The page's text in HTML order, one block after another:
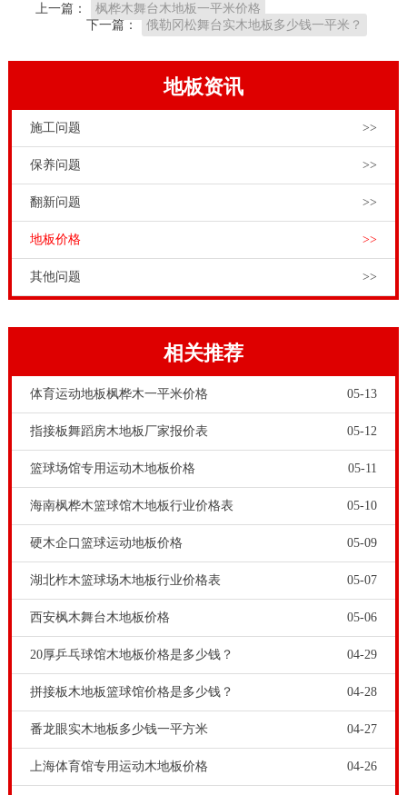
木地板发黑发霉除了湿气*主要的原因**是霉菌了，霉
板上，在达到适合它生长的湿度后**会大量的滋生。所
**液稀释过后清理地板，需要注意阴阳角和脚踢线要仔
细清理，一般发霉都是从墙角墙根出衍生出来的。硬木
养，能**提高使用寿命。体育木地板清洁是重要内容。
体育木地板清洁包括日常清洁和定期**清洁。体育木地
板定期清洁是对运动木地板使用过程中，运动地板表面
拼装运动木地板的主要原材料也是实木。实木我们知道
怕受潮。所以拼装运动木地板铺装和养护，都要考察温
度和湿度。拼装实木地板过松或过紧随着环境温度、湿
度的变化，实木运动地板会出现膨胀、收缩。所以在铺
装实木运动地板时，要根据使用场所的环境温度、湿度
的高低来合理安排木地板的拼装松紧度。篮球木地板**-
硬木企口实木运动地板一平米**，变形量是轻微的。因
此，这种伸缩接头通常留。安装时枫篮球场实木体育馆
木地板的实木体育馆木地板。弹性垫：指上下龙骨之间
上一篇：
枫桦木舞台木地板一平米价格
下一篇：
俄勒冈松舞台实木地板多少钱一平米？
地板资讯
施工问题 >>
保养问题 >>
翻新问题 >>
地板价格 >>
其他问题 >>
相关推荐
体育运动地板枫桦木一平米价格 05-13
指接板舞蹈房木地板厂家报价表 05-12
篮球场馆专用运动木地板价格 05-11
海南枫桦木篮球馆木地板行业价格表 05-10
硬木企口篮球运动地板价格 05-09
湖北柞木篮球场木地板行业价格表 05-07
西安枫木舞台木地板价格 05-06
20厚乒乓球馆木地板价格是多少钱？ 04-29
拼接板木地板篮球馆价格是多少钱？ 04-28
番龙眼实木地板多少钱一平方米 04-27
上海体育馆专用运动木地板价格 04-26